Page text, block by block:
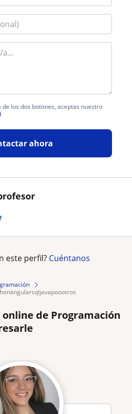
los dos botones, aceptas nuestro
ahora
este perfil? Cuéntanos
de Programación